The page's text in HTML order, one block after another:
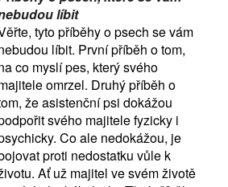
líbit
tyto příběhy o psech se vám
líbit. První příběh o tom,
co myslí pes, který svého
omrzel. Druhý příběh o
že asistenční psi dokážou
svého majitele fyzicky i
Co ale nedokážou, je
proti nedostatku vůle k
Ať už majitel ve svém životě